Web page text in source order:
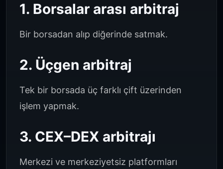
1. Borsalar arası arbitraj
Bir borsadan alıp diğerinde satmak.
2. Üçgen arbitraj
Tek bir borsada üç farklı çift üzerinden
işlem yapmak.
3. CEX–DEX arbitrajı
Merkezi ve merkeziyetsiz platformları